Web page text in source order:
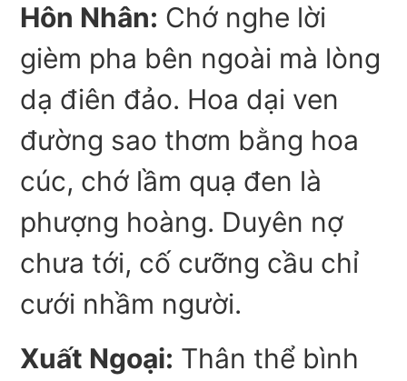
Hôn Nhân: Chớ nghe lời
gièm pha bên ngoài mà lòng
dạ điên đảo. Hoa dại ven
đường sao thơm bằng hoa
cúc, chớ lầm quạ đen là
phượng hoàng. Duyên nợ
chưa tới, cố cưỡng cầu chỉ
cưới nhầm người.
Xuất Ngoại: Thân thể bình